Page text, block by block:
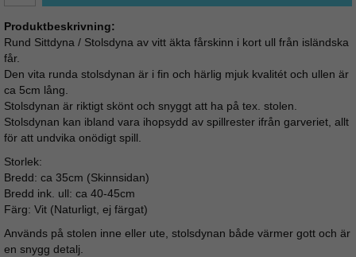
Produktbeskrivning:
Rund Sittdyna / Stolsdyna av vitt äkta fårskinn i kort ull från isländska
får.
Den vita runda stolsdynan är i fin och härlig mjuk kvalitét och ullen är
ca 5cm lång.
Stolsdynan är riktigt skönt och snyggt att ha på tex. stolen.
Stolsdynan kan ibland vara ihopsydd av spillrester ifrån garveriet, allt
för att undvika onödigt spill.
Storlek:
Bredd: ca 35cm (Skinnsidan)
Bredd ink. ull: ca 40-45cm
Färg: Vit (Naturligt, ej färgat)
Används på stolen inne eller ute, stolsdynan både värmer gott och är
en snygg detalj.